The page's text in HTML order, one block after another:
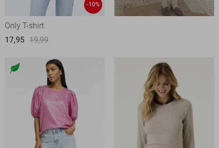
-10%
Only T-shirt
17,95 19,99